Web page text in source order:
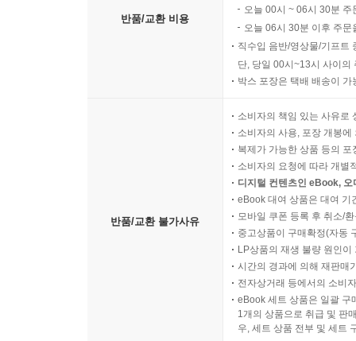
반품/교환 비용
오늘 00시 ~ 06시 30분
오늘 06시 30분 이후 주
직수입 음반/영상물/기프트
단, 당일 00시~13시 사이의
박스 포장은 택배 배송이
반품/교환 불가사유
소비자의 책임 있는 사유로
소비자의 사용, 포장 개봉
복제가 가능한 상품 등의
소비자의 요청에 따라 개별
디지털 컨텐츠인 eBook,
eBook 대여 상품은 대여 기
모바일 쿠폰 등록 후 취소/
중고상품이 구매확정(자동
LP상품의 재생 불량 원인
시간의 경과에 의해 재판매
전자상거래 등에서의 소비
eBook 세트 상품은 일괄 구
1개의 상품으로 취급 및 판
우, 세트 상품 전부 및 세트